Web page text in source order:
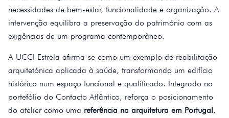
necessidades de bem-estar, funcionalidade e organização. A
intervenção equilibra a preservação do património com as
exigências de um programa contemporâneo.
A UCCI Estrela afirma-se como um exemplo de reabilitação
arquitetónica aplicada à saúde, transformando um edifício
histórico num espaço funcional e qualificado. Integrado no
portefólio do Contacto Atlântico, reforça o posicionamento
do atelier como uma referência na arquitetura em Portugal,